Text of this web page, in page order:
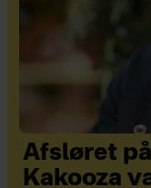
Afsløret
Kakooza